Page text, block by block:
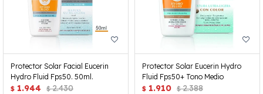
Protector Solar Facial Eucerin
Hydro Fluid Fps50. 50ml.
$ 1.944 $ 2.430
Protector Solar Eucerin Hydro
Fluid Fps50+ Tono Medio
$ 1.910 $ 2.388